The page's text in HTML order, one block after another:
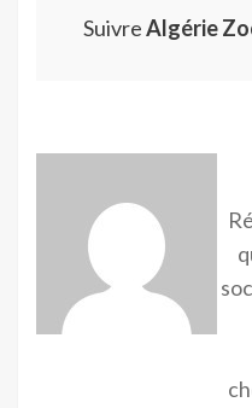
SuivreAlgérie